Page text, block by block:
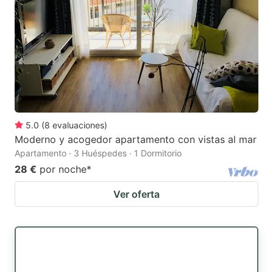
5.0 (8 evaluaciones)
Moderno y acogedor apartamento con vistas al mar
Apartamento · 3 Huéspedes · 1 Dormitorio
28 € por noche*
Ver oferta